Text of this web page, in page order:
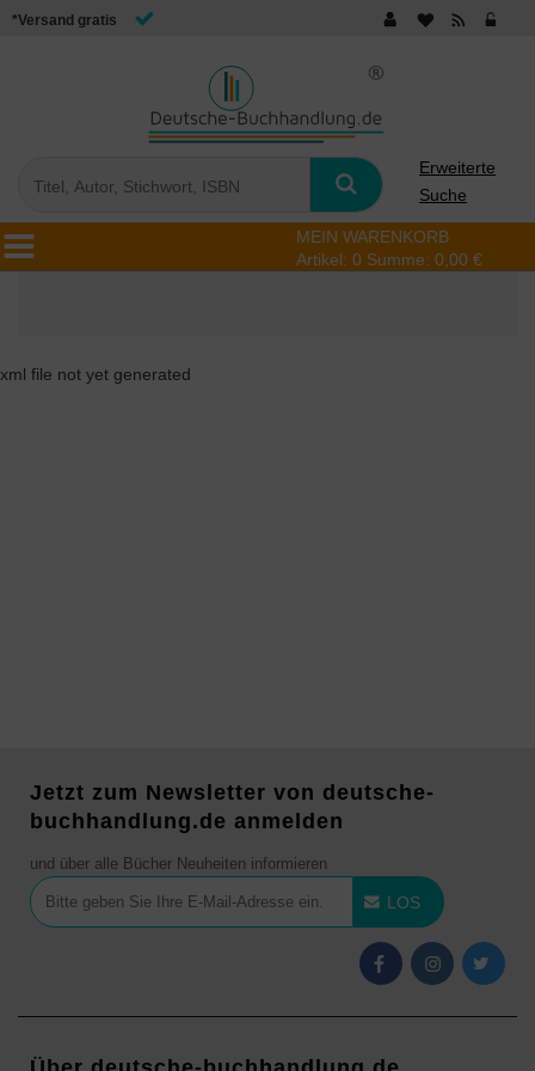
*Versand gratis
Erweiterte
Suche
MEIN WARENKORB
Artikel: 0 Summe: 0,00 €
xml file not yet generated
Jetzt zum Newsletter von deutsche-
buchhandlung.de anmelden
und über alle Bücher Neuheiten informieren
LOS